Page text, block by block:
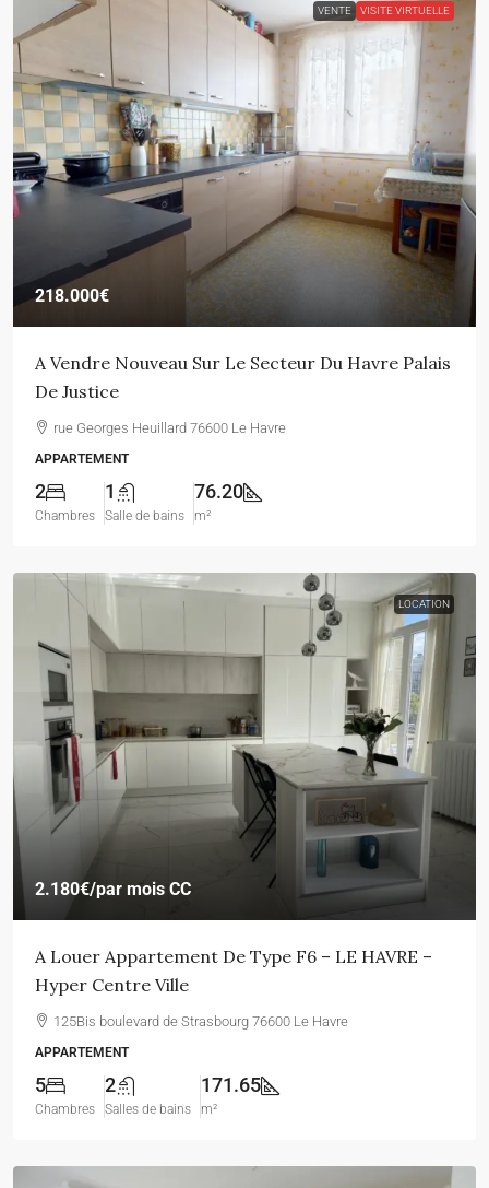
VENTE VISITE VIRTUELLE
218.000€
A Vendre Nouveau Sur Le Secteur Du Havre Palais
De Justice
rue Georges Heuillard 76600 Le Havre
APPARTEMENT
2
Chambres
1
Salle de bains
76.20
m²
LOCATION
2.180€/par mois CC
A Louer Appartement De Type F6 – LE HAVRE –
Hyper Centre Ville
125Bis boulevard de Strasbourg 76600 Le Havre
APPARTEMENT
5
Chambres
2
Salles de bains
171.65
m²